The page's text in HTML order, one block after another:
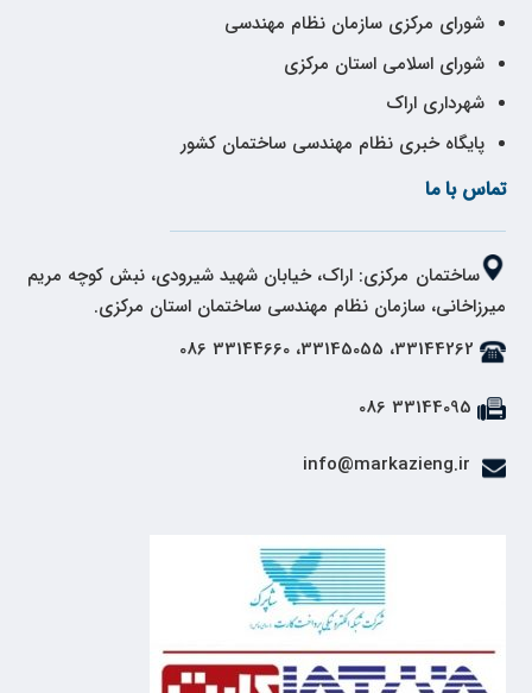
شورای مرکزی سازمان نظام مهندسی
شورای اسلامی استان مرکزی
شهرداری اراک
پایگاه خبری نظام مهندسی ساختمان کشور
تماس با ما
ساختمان مرکزی: اراک، خیابان شهید شیرودی، نبش کوچه مریم
میرزاخانی، سازمان نظام مهندسی ساختمان استان مرکزی.
33144262، 33145055، 33144660 086
33144095 086